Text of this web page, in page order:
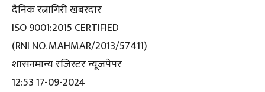
दैनिक रत्नागिरी खबरदार
ISO 9001:2015 CERTIFIED
(RNI NO. MAHMAR/2013/57411)
शासनमान्य रजिस्टर न्यूजपेपर
12:53 17-09-2024